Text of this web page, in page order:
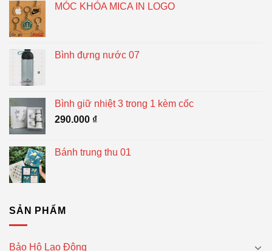
MÓC KHÓA MICA IN LOGO
Bình đựng nước 07
Bình giữ nhiệt 3 trong 1 kèm cốc
290.000 ₫
Bánh trung thu 01
SẢN PHẨM
Bảo Hộ Lao Động